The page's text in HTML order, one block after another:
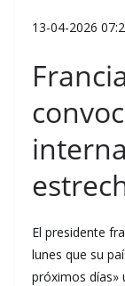
13-04-2026
El presidente
lunes que su
próximos días»